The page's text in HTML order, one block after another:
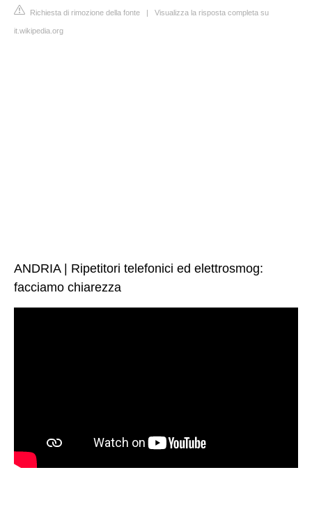
Richiesta di rimozione della fonte | Visualizza la risposta completa su
it.wikipedia.org
ANDRIA | Ripetitori telefonici ed elettrosmog:
facciamo chiarezza